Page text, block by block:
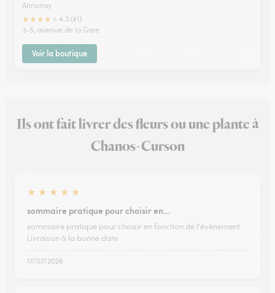
Annonay
★★★★
4.3 (41)
3-5, avenue de la Gare
Voir la boutique
Ils ont fait livrer des fleurs ou une plante à
Chanos-Curson
★ ★ ★ ★ ★
sommaire pratique pour choisir en…
sommaire pratique pour choisir en fonction de l'évènement
Livraison à la bonne date
17/07/2026